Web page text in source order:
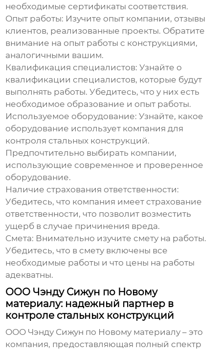
необходимые сертификаты соответствия.
Опыт работы: Изучите опыт компании, отзывы
клиентов, реализованные проекты. Обратите
внимание на опыт работы с конструкциями,
аналогичными вашим.
Квалификация специалистов: Узнайте о
квалификации специалистов, которые будут
выполнять работы. Убедитесь, что у них есть
необходимое образование и опыт работы.
Используемое оборудование: Узнайте, какое
оборудование использует компания для
контроля стальных конструкций.
Предпочтительно выбирать компании,
использующие современное и проверенное
оборудование.
Наличие страхования ответственности:
Убедитесь, что компания имеет страхование
ответственности, что позволит возместить
ущерб в случае причинения вреда.
Смета: Внимательно изучите смету на работы.
Убедитесь, что в смету включены все
необходимые работы и что цены на работы
адекватны.
ООО Чэнду Сижун по Новому
материалу: надежный партнер в
контроле стальных конструкций
ООО Чэнду Сижун по Новому материалу – это
компания, предоставляющая полный спектр